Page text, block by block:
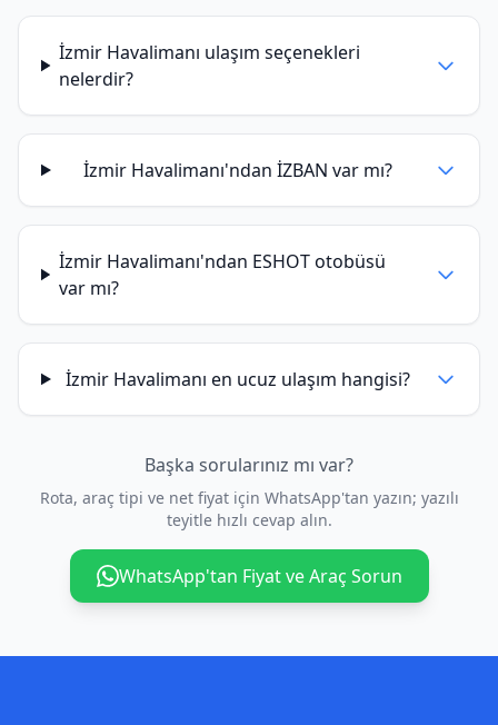
İzmir Havalimanı ulaşım seçenekleri
nelerdir?
İzmir Havalimanı'ndan İZBAN var mı?
İzmir Havalimanı'ndan ESHOT otobüsü
var mı?
İzmir Havalimanı en ucuz ulaşım hangisi?
Başka sorularınız mı var?
Rota, araç tipi ve net fiyat için WhatsApp'tan yazın; yazılı
teyitle hızlı cevap alın.
WhatsApp'tan Fiyat ve Araç Sorun